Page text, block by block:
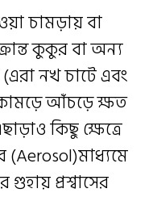
চামড়ায় বা
কুকুর বা অন্য
নখ চাটে এবং
কামড়ে আঁচড়ে ক্ষত
কিছু ক্ষেত্রে
(Aerosol)মাধ্যমে
প্রশ্বাসের